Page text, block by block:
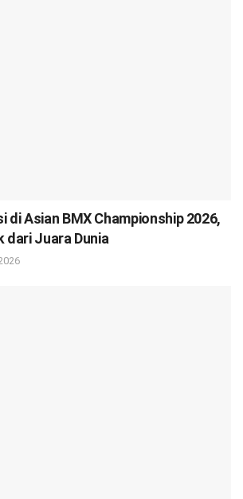
di Asian BMX Championship 2026,
dari Juara Dunia